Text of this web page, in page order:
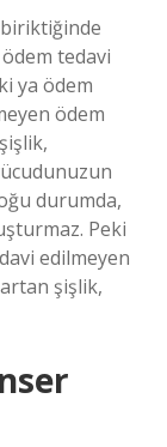
biriktiğinde
tedavi
ya ödem
ödem
durumda,
Peki
edilmeyen
şişlik,